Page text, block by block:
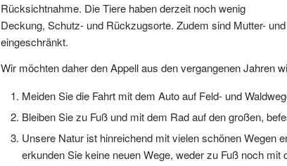
Rücksichtnahme. Die Tiere haben derzeit noch wenig
Deckung, Schutz- und Rückzugsorte. Zudem sind Mutter-
eingeschränkt.
Wir möchten daher den Appell aus den vergangenen Jahren
Meiden Sie die Fahrt mit dem Auto auf Feld- und
Bleiben Sie zu Fuß und mit dem Rad auf den großen,
Unsere Natur ist hinreichend mit vielen schönen Wegen
erkunden Sie keine neuen Wege, weder zu Fuß noch mit